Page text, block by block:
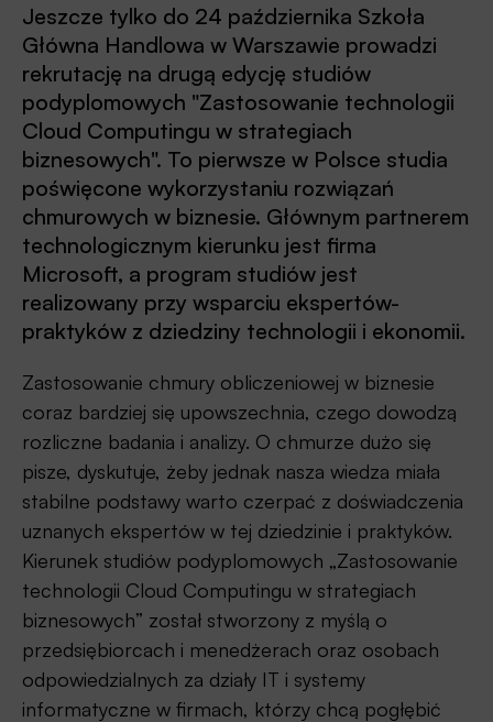
Jeszcze tylko do 24 października Szkoła
Główna Handlowa w Warszawie prowadzi
rekrutację na drugą edycję studiów
podyplomowych "Zastosowanie technologii
Cloud Computingu w strategiach
biznesowych". To pierwsze w Polsce studia
poświęcone wykorzystaniu rozwiązań
chmurowych w biznesie. Głównym partnerem
technologicznym kierunku jest firma
Microsoft, a program studiów jest
realizowany przy wsparciu ekspertów-
praktyków z dziedziny technologii i ekonomii.
Zastosowanie chmury obliczeniowej w biznesie
coraz bardziej się upowszechnia, czego dowodzą
rozliczne badania i analizy. O chmurze dużo się
pisze, dyskutuje, żeby jednak nasza wiedza miała
stabilne podstawy warto czerpać z doświadczenia
uznanych ekspertów w tej dziedzinie i praktyków.
Kierunek studiów podyplomowych „Zastosowanie
technologii Cloud Computingu w strategiach
biznesowych” został stworzony z myślą o
przedsiębiorcach i menedżerach oraz osobach
odpowiedzialnych za działy IT i systemy
informatyczne w firmach, którzy chcą pogłębić